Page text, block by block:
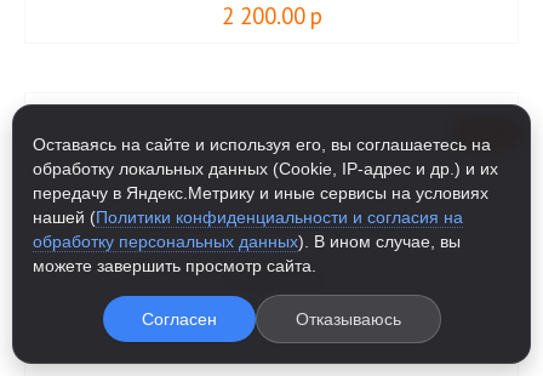
2 200.00 р
ФУТБОЛКА RODAL ERIK AND SONS
2 800.00р
Оставаясь на сайте и используя его, вы соглашаетесь на
обработку локальных данных (Cookie, IP-адрес и др.) и их
передачу в Яндекс.Метрику и иные сервисы на условиях
нашей (Политики конфиденциальности и согласия на
обработку персональных данных). В ином случае, вы
можете завершить просмотр сайта.
Согласен Отказываюсь